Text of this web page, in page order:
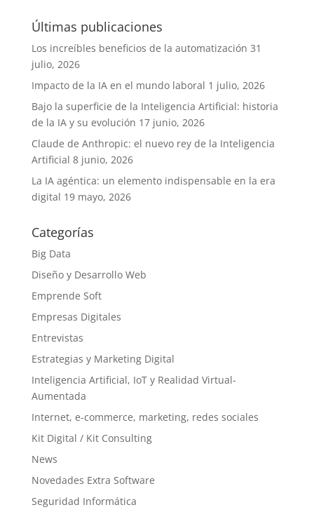
Últimas publicaciones
Los increíbles beneficios de la automatización 31
julio, 2026
Impacto de la IA en el mundo laboral 1 julio, 2026
Bajo la superficie de la Inteligencia Artificial: historia
de la IA y su evolución 17 junio, 2026
Claude de Anthropic: el nuevo rey de la Inteligencia
Artificial 8 junio, 2026
La IA agéntica: un elemento indispensable en la era
digital 19 mayo, 2026
Categorías
Big Data
Diseño y Desarrollo Web
Emprende Soft
Empresas Digitales
Entrevistas
Estrategias y Marketing Digital
Inteligencia Artificial, IoT y Realidad Virtual-
Aumentada
Internet, e-commerce, marketing, redes sociales
Kit Digital / Kit Consulting
News
Novedades Extra Software
Seguridad Informática